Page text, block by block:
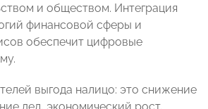
и обществом. Интеграция
финансовой сферы и
обеспечит цифровые
выгода налицо: это снижение